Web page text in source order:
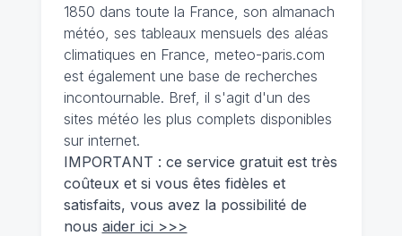
1850 dans toute la France, son almanach
météo, ses tableaux mensuels des aléas
climatiques en France, meteo-paris.com
est également une base de recherches
incontournable. Bref, il s'agit d'un des
sites météo les plus complets disponibles
sur internet.
IMPORTANT : ce service gratuit est très
coûteux et si vous êtes fidèles et
satisfaits, vous avez la possibilité de
nous aider ici >>>